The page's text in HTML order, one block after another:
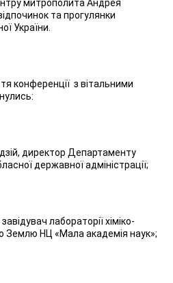
митрополита Андрея
та прогулянки
України.
конференції з вітальними
директор Департаменту
державної адміністрації;
лабораторії хіміко-
Землю НЦ «Мала академія наук»;